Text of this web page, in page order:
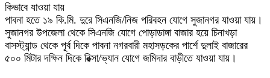
কিভাবে যাওয়া যায়
পাবনা হতে ১৯ কি.মি. দুরে সিএনজি/নিজ পরিবহন যোগে সুজানগর যাওয়া যায়।
সুজানগর উপজেলা থেকে সিএনজি যোগে পোড়াডাঙ্গা বাজার হয়ে চিনাখড়া
বাসস্ট্যান্ড থেকে পূর্ব দিকে পাবনা নগরবারী মহাসড়কের পার্শে দুলাই বাজারের
৫০০ মিটার দক্ষিন দিকে রিক্সা/ভ্যান যোগে জমিদার বাড়ীতে যাওয়া যায়।